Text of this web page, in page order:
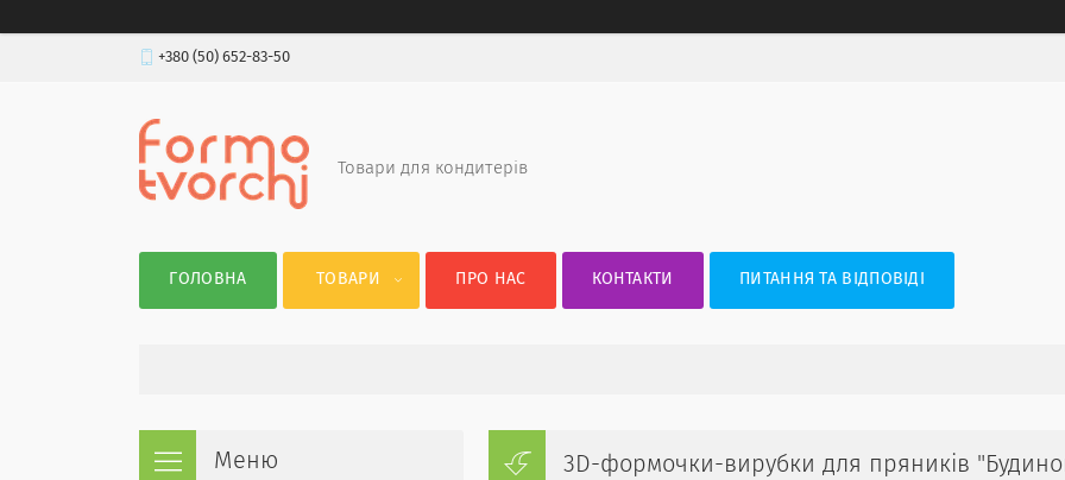
+380 (50) 652-83-50
Товари для кондитерів
ГОЛОВНА ТОВАРИ ПРО НАС КОНТАКТИ ПИТАННЯ ТА ВІДПОВІДІ
3D-формочки-вирубки для пряників